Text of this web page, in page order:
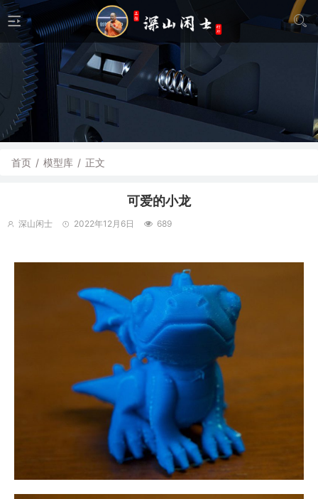
首页 / 模型库 / 正文
可爱的小龙
深山闲士 2022年12月6日 689